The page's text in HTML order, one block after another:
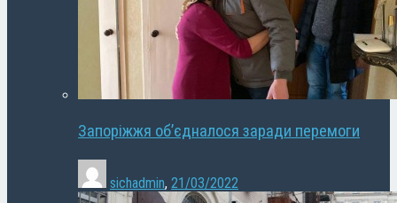
Запоріжжя об’єдналося заради перемоги
sichadmin, 21/03/2022